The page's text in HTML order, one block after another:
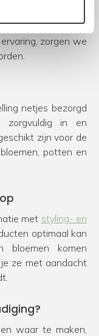
leveranciers.
aan onze
zorgen we
netjes bezorgd
zorgvuldig in en
zijn voor de
potten en
met styling- en
optimaal kan
bloemen komen
ze met aandacht
waar te maken,